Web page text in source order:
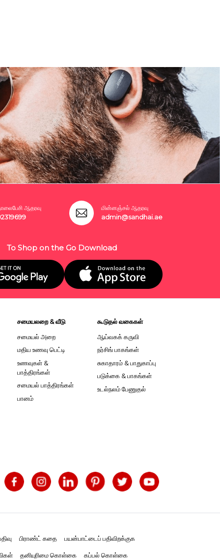
ஆதரவு மின்னஞ்சல் ஆதரவு
admin@sandhai.ae
To Shop on the Go Download
சமையலறை & வீடு
சமையல் அறை
மதிய உணவு பெட்டி
உணவுகள் &
பாத்திரங்கள்
சமையல் பாத்திரங்கள்
பானம்
கூடுதல் வகைகள்
ஆய்வகக் கருவி
நர்சிங் பாகங்கள்
சுகாதாரம் & பாதுகாப்பு
படுக்கை & பாகங்கள்
உடல்நலம் பேணுதல்
பிராண்ட் கதை பயன்பாட்டைப் பதிவிறக்குக
தனியுரிமை கொள்கை கப்பல் கொள்கை